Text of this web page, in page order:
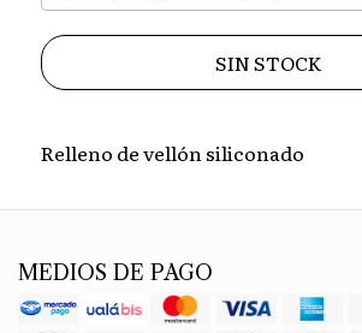
SIN STOCK
Relleno de vellón siliconado
MEDIOS DE PAGO